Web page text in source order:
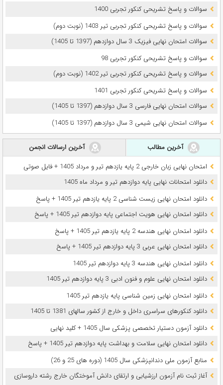
سوالات و پاسخ تشریحی کنکور تجربی 1400
سوالات و پاسخ تشریحی کنکور تجربی تیر 1403 (نوبت دوم)
سوالات امتحان نهایی فیزیک 3 سال دوازدهم (1397 تا 1405)
سوالات و پاسخ تشریحی کنکور تجربی 98
سوالات و پاسخ تشریحی کنکور تجربی تیر 1402 (نوبت دوم)
سوالات و پاسخ تشریحی کنکور تجربی 1401
سوالات امتحان نهایی فارسی 3 سال دوازدهم (1397 تا 1405)
سوالات امتحان نهایی شیمی 3 سال دوازدهم (1397 تا 1405)
آخرین مطالب
آخرین ارسالات انجمن
امتحان نهایی زبان خارجی 2 پایه یازدهم تیر و مرداد 1405 + فایل صوتی
دانلود امتحانات نهایی پایه دوازدهم تیر و مرداد ماه 1405
دانلود امتحان نهایی زیست شناسی 2 پایه یازدهم تیر 1405 + پاسخ
دانلود امتحان نهایی هویت اجتماعی پایه دوازدهم تیر 1405 + پاسخ
دانلود امتحان نهایی هندسه 2 پایه یازدهم تیر 1405 + پاسخ
دانلود امتحان نهایی عربی 3 پایه دوازدهم تیر 1405 + پاسخ
دانلود امتحان نهایی هندسه 3 پایه دوازدهم تیر 1405
دانلود امتحان نهایی علوم و فنون ادبی 3 پایه دوازدهم تیر 1405
دانلود امتحان نهایی زمین شناسی پایه یازدهم تیر 1405
دانلود کنکورهای سراسری داخل و خارج از کشور سالهای 1381 تا 1405
دانلود آزمون دستیار تخصصی پزشکی سال 1405 + کلید نهایی
دانلود امتحان نهایی سلامت و بهداشت پایه دوازدهم تیر 1405 + پاسخ
ﻣﻨﺎﺑﻊ آزﻣﻮن ﻣﻠﯽ دندانپزشکی سال 1405 (دوره های 25 و 26)
آغاز ثبت نام آزمون‌ ارزشیابی و ارتقای دانش آموختگان خارج رشته داروسازی